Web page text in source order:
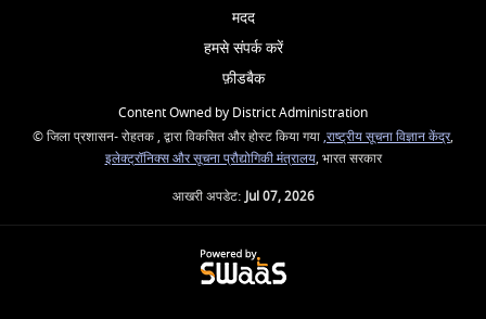
मदद
हमसे संपर्क करें
फ़ीडबैक
Content Owned by District Administration
© जिला प्रशासन- रोहतक , द्वारा विकसित और होस्ट किया गया,राष्ट्रीय सूचना विज्ञान केंद्र,
इलेक्ट्रॉनिक्स और सूचना प्रौद्योगिकी मंत्रालय, भारत सरकार
आखरी अपडेट:Jul 07, 2026